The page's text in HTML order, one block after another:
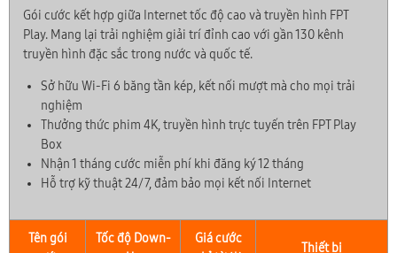
Gói cước kết hợp giữa Internet tốc độ cao và truyền hình FPT
Play. Mang lại trải nghiệm giải trí đỉnh cao với gần 130 kênh
truyền hình đặc sắc trong nước và quốc tế.
Sở hữu Wi-Fi 6 băng tần kép, kết nối mượt mà cho mọi trải
nghiệm
Thưởng thức phim 4K, truyền hình trực tuyến trên FPT Play
Box
Nhận 1 tháng cước miễn phí khi đăng ký 12 tháng
Hỗ trợ kỹ thuật 24/7, đảm bảo mọi kết nối Internet
Tên gói
Tốc độ Down-
Giá cước
Thiết bị